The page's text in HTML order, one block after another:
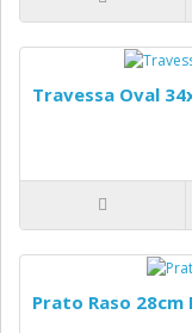
Travessa Oval
Prato Raso 28cm